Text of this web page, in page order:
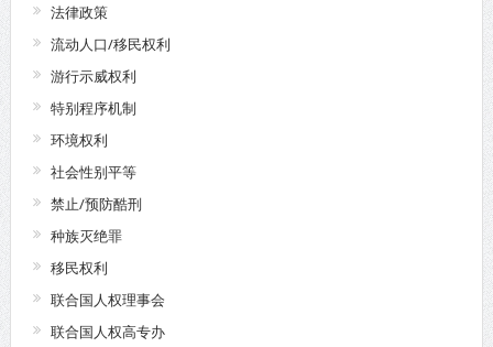
法律政策
流动人口/移民权利
游行示威权利
特别程序机制
环境权利
社会性别平等
禁止/预防酷刑
种族灭绝罪
移民权利
联合国人权理事会
联合国人权高专办